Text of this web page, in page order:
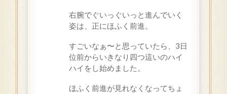
右腕でぐいっぐいっと進んでいく
姿は、正にほふく前進。
すごいなぁ〜と思っていたら、3日
位前からいきなり四つ這いのハイ
ハイをし始めました。
ほふく前進が見れなくなってちょ